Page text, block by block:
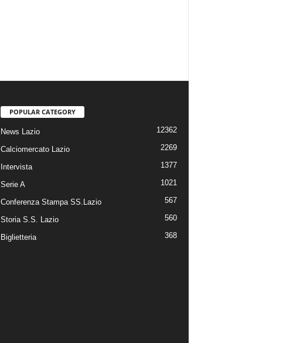
POPULAR CATEGORY
News Lazio 12362
Calciomercato Lazio 2269
Intervista 1377
Serie A 1021
Conferenza Stampa SS.Lazio 567
Storia S.S. Lazio 560
Biglietteria 368